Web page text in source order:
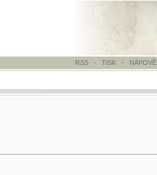
RSS - TISK-NÁPOVĚDA - ODKAZY -